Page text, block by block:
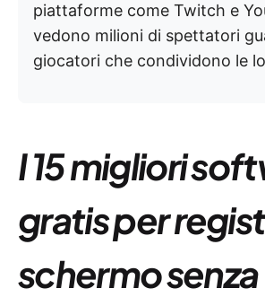
piattaforme come Twitch e
vedono milioni di spettatori
giocatori che condividono le
I 15 migliori
gratis per
schermo senza